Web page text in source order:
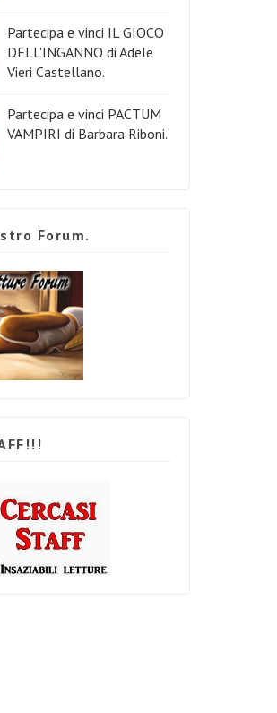
Partecipa e vinci IL GIOCO
DELL'INGANNO di Adele
Vieri Castellano.
Partecipa e vinci PACTUM
VAMPIRI di Barbara Riboni.
Forum.